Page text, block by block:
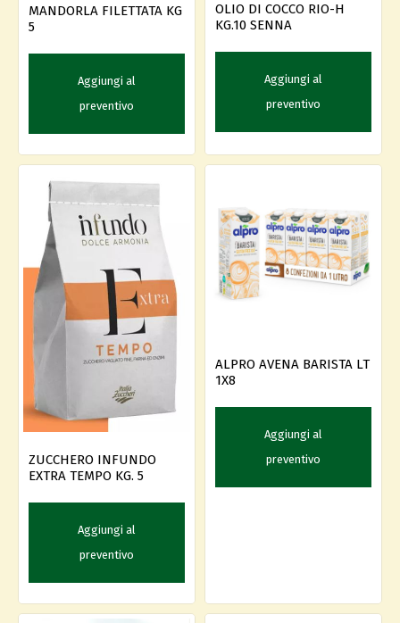
MANDORLA FILETTATA KG
5
Aggiungi al
preventivo
OLIO DI COCCO RIO-H
KG.10 SENNA
Aggiungi al
preventivo
ZUCCHERO INFUNDO
EXTRA TEMPO KG. 5
Aggiungi al
preventivo
ALPRO AVENA BARISTA LT
1X8
Aggiungi al
preventivo